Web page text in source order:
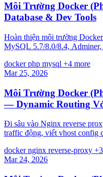
Môi Trường Docker
Database & Dev Tools
Hoàn thiện môi trường
MySQL 5.7/8.0/8.4,
dockerphp mysql +4 more
Mar 25, 2026
Môi Trường Docker
— Dynamic Routing
Đi sâu vào Nginx reverse
traffic động, viết vhost config
dockernginx reverse-proxy
Mar 24, 2026